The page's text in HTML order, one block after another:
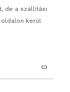
de a szállítási
kerül